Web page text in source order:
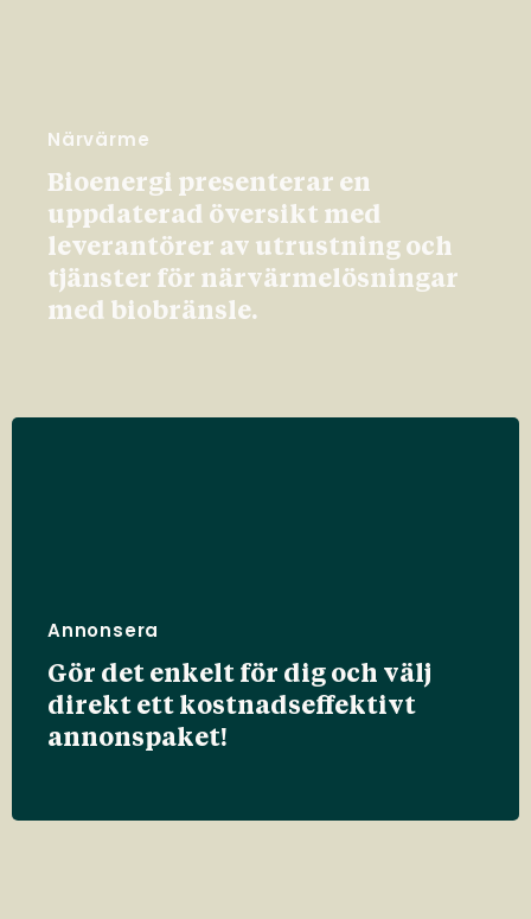
Närvärme
Bioenergi presenterar en
uppdaterad översikt med
leverantörer av utrustning och
tjänster för närvärmelösningar
med biobränsle.
Annonsera
Gör det enkelt för dig och välj
direkt ett kostnadseffektivt
annonspaket!